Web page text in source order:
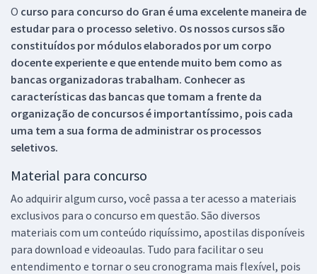
O curso para concurso do Gran é uma excelente maneira de
estudar para o processo seletivo. Os nossos cursos são
constituídos por módulos elaborados por um corpo
docente experiente e que entende muito bem como as
bancas organizadoras trabalham. Conhecer as
características das bancas que tomam a frente da
organização de concursos é importantíssimo, pois cada
uma tem a sua forma de administrar os processos
seletivos.
Material para concurso
Ao adquirir algum curso, você passa a ter acesso a materiais
exclusivos para o concurso em questão. São diversos
materiais com um conteúdo riquíssimo, apostilas disponíveis
para download e videoaulas. Tudo para facilitar o seu
entendimento e tornar o seu cronograma mais flexível, pois